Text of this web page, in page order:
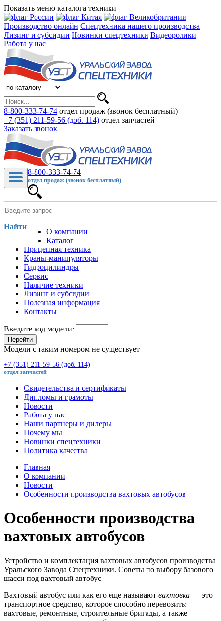
Показать меню каталога техники
Производство онлайн Спецтехника нашего производства
Лизинг и субсидии Новинки спецтехники Видеоролики
Работа у нас
8-800-333-74-74 отдел продаж (звонок бесплатный)
+7 (351) 211-59-56 (доб. 114) отдел запчастей
Заказать звонок
8-800-333-74-74
отдел продаж (звонок бесплатный)
Найти
О компании
Каталог
Прицепная техника
Краны-манипуляторы
Гидроцилиндры
Сервис
Наличие техники
Лизинг и субсидии
Полезная информация
Контакты
Введите код модели:
Перейти
Модели с таким номером не существует
+7 (351) 211-59-56 (доб. 114)
отдел запчастей
Свидетельства и сертификаты
Дипломы и грамоты
Новости
Работа у нас
Наши партнеры и дилеры
Почему мы
Новинки спецтехники
Политика качества
Главная
О компании
Новости
Особенности производства вахтовых автобусов
Особенности производства
вахтовых автобусов
Устройство и комплектация вахтовых автобусов производства
Уральского Завода Спецтехники. Советы по выбору базового
шасси под вахтовый автобус
Вахтовый автобус или как его еще называют вахтовка — это
транспортное средство, которое способно перевозить:
вахтовые, ремонтные, строительные бригады, а также